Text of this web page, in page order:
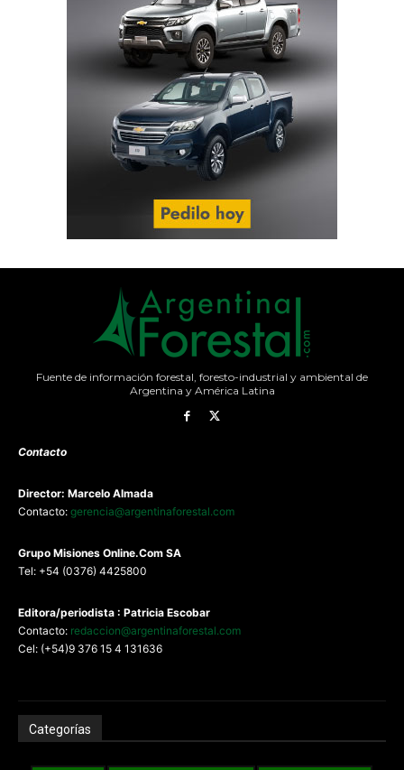
Fuente de información forestal, foresto-industrial y ambiental de
Argentina y América Latina
Contacto
Director: Marcelo Almada
Contacto: gerencia@argentinaforestal.com
Grupo Misiones Online.Com SA
Tel: +54 (0376) 4425800
Editora/periodista : Patricia Escobar
Contacto: redaccion@argentinaforestal.com
Cel: (+54)9 376 15 4 131636
Categorías